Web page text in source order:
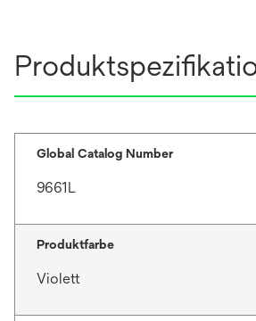
Global Catalog Number
9661L
Produktfarbe
Violett